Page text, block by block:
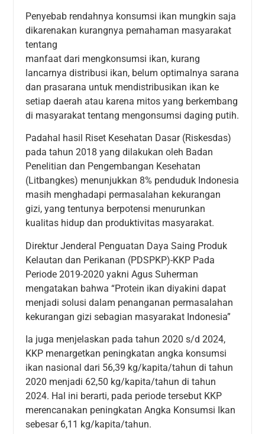
Penyebab rendahnya konsumsi ikan mungkin saja
dikarenakan kurangnya pemahaman masyarakat
tentang
manfaat dari mengkonsumsi ikan, kurang
lancarnya distribusi ikan, belum optimalnya sarana
dan prasarana untuk mendistribusikan ikan ke
setiap daerah atau karena mitos yang berkembang
di masyarakat tentang mengonsumsi daging putih.
Padahal hasil Riset Kesehatan Dasar (Riskesdas)
pada tahun 2018 yang dilakukan oleh Badan
Penelitian dan Pengembangan Kesehatan
(Litbangkes) menunjukkan 8% penduduk Indonesia
masih menghadapi permasalahan kekurangan
gizi, yang tentunya berpotensi menurunkan
kualitas hidup dan produktivitas masyarakat.
Direktur Jenderal Penguatan Daya Saing Produk
Kelautan dan Perikanan (PDSPKP)-KKP Pada
Periode 2019-2020 yakni Agus Suherman
mengatakan bahwa “Protein ikan diyakini dapat
menjadi solusi dalam penanganan permasalahan
kekurangan gizi sebagian masyarakat Indonesia”
Ia juga menjelaskan pada tahun 2020 s/d 2024,
KKP menargetkan peningkatan angka konsumsi
ikan nasional dari 56,39 kg/kapita/tahun di tahun
2020 menjadi 62,50 kg/kapita/tahun di tahun
2024. Hal ini berarti, pada periode tersebut KKP
merencanakan peningkatan Angka Konsumsi Ikan
sebesar 6,11 kg/kapita/tahun.